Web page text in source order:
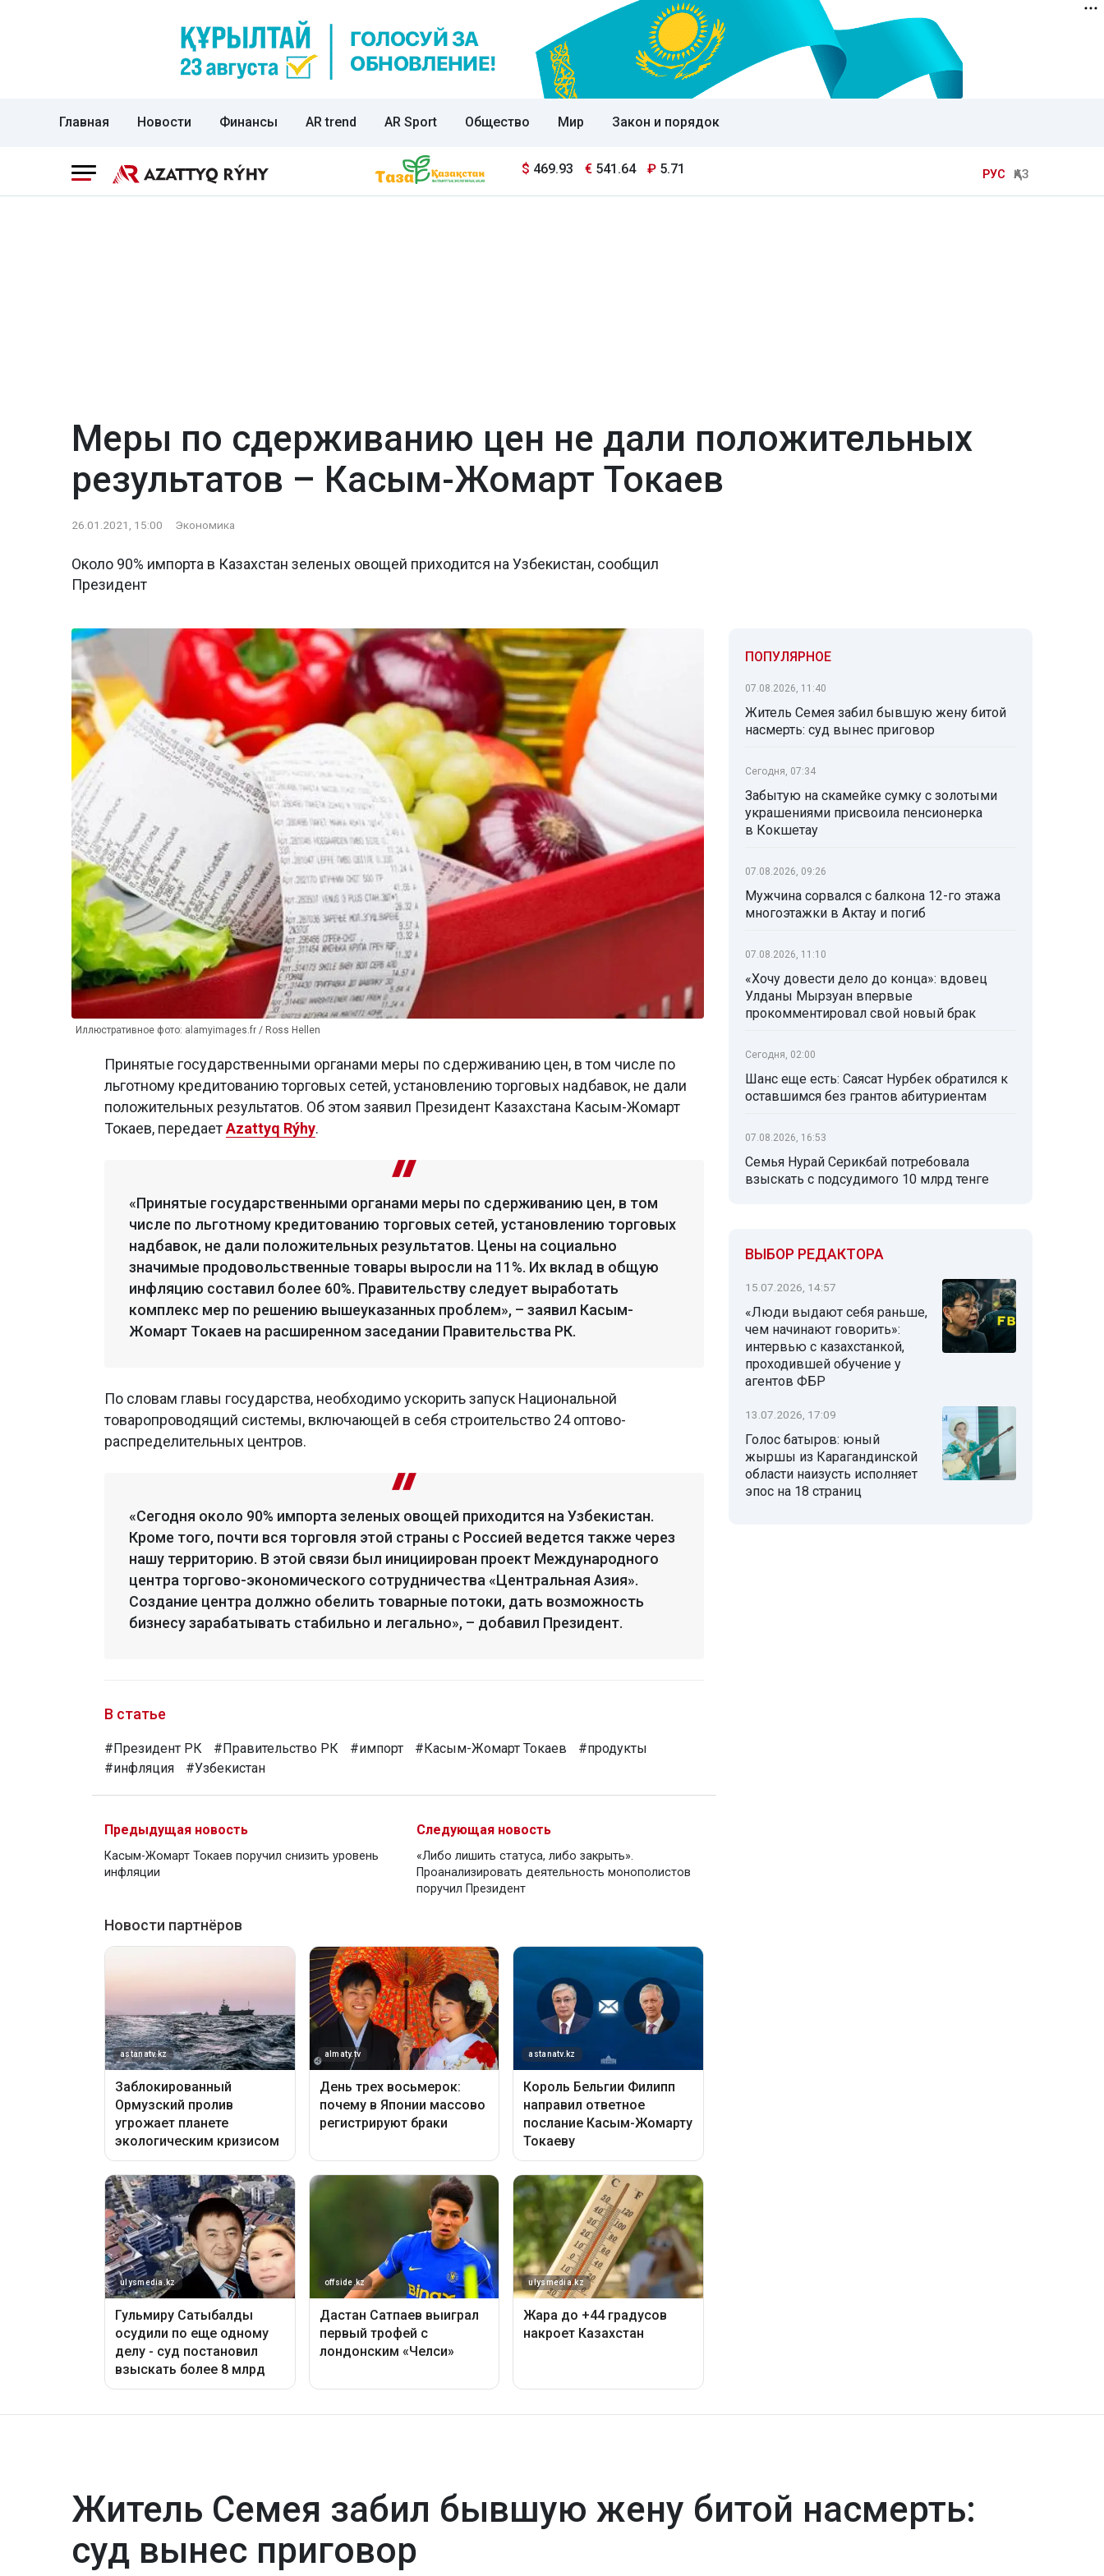
Главная Новости Финансы AR trend AR Sport Общество Мир Закон и порядок
$ 469.93 € 541.64 ₽ 5.71 РУС ҚАЗ
Меры по сдерживанию цен не дали положительных
результатов – Касым-Жомарт Токаев
26.01.2021, 15:00 Экономика
Около 90% импорта в Казахстан зеленых овощей приходится на Узбекистан, сообщил
Президент
Иллюстративное фото: alamyimages.fr / Ross Hellen
Принятые государственными органами меры по сдерживанию цен, в том числе по
льготному кредитованию торговых сетей, установлению торговых надбавок, не дали
положительных результатов. Об этом заявил Президент Казахстана Касым-Жомарт
Токаев, передаетAzattyq Rýhy.
«Принятые государственными органами меры по сдерживанию цен, в том
числе по льготному кредитованию торговых сетей, установлению торговых
надбавок, не дали положительных результатов. Цены на социально
значимые продовольственные товары выросли на 11%. Их вклад в общую
инфляцию составил более 60%. Правительству следует выработать
комплекс мер по решению вышеуказанных проблем», – заявил Касым-
Жомарт Токаев на расширенном заседании Правительства РК.
По словам главы государства, необходимо ускорить запуск Национальной
товаропроводящий системы, включающей в себя строительство 24 оптово-
распределительных центров.
«Сегодня около 90% импорта зеленых овощей приходится на Узбекистан.
Кроме того, почти вся торговля этой страны с Россией ведется также через
нашу территорию. В этой связи был инициирован проект Международного
центра торгово-экономического сотрудничества «Центральная Азия».
Создание центра должно обелить товарные потоки, дать возможность
бизнесу зарабатывать стабильно и легально», – добавил Президент.
В статье
#Президент РК #Правительство РК #импорт #Касым-Жомарт Токаев
#продукты
#инфляция
#Узбекистан
Предыдущая новость
Касым-Жомарт Токаев поручил снизить уровень
инфляции
Следующая новость
«Либо лишить статуса, либо закрыть».
Проанализировать деятельность монополистов
поручил Президент
ПОПУЛЯРНОЕ
07.08.2026, 11:40
Житель Семея забил бывшую жену битой
насмерть: суд вынес приговор
Сегодня, 07:34
Забытую на скамейке сумку с золотыми
украшениями присвоила пенсионерка
в Кокшетау
07.08.2026, 09:26
Мужчина сорвался с балкона 12-го этажа
многоэтажки в Актау и погиб
07.08.2026, 11:10
«Хочу довести дело до конца»: вдовец
Улданы Мырзуан впервые
прокомментировал свой новый брак
Сегодня, 02:00
Шанс еще есть: Саясат Нурбек обратился к
оставшимся без грантов абитуриентам
07.08.2026, 16:53
Семья Нурай Серикбай потребовала
взыскать с подсудимого 10 млрд тенге
ВЫБОР РЕДАКТОРА
15.07.2026, 14:57
«Люди выдают себя раньше,
чем начинают говорить»:
интервью с казахстанкой,
проходившей обучение у
агентов ФБР
13.07.2026, 17:09
Голос батыров: юный
жыршы из Карагандинской
области наизусть исполняет
эпос на 18 страниц
Житель Семея забил бывшую жену битой насмерть:
суд вынес приговор